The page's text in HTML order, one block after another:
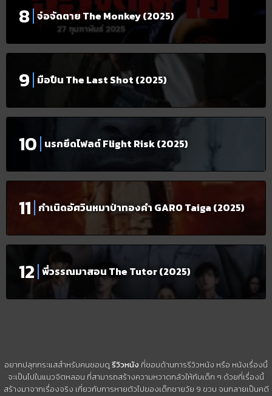
จ๋อจัดตาย The Monkey (2025)
มือปืน The Last Shot (2025)
นรกยึดไฟลต์ Flight Risk (2025)
กำเนิดอัศวินหมาป่าทองคำ GARO Taiga (2025)
พี่วรรณมาสอน The Tutor (2025)
อยากปลุกกระแสสำหรับคนชอบดูรีวิวหนัง ที่ชอบด้านการรีวิวหนัง หรือ หนังเรื่องนี้
จะเป็นไปในแนวจิตหลอน ที่สามารถสร้างความหวาดกลัวให้กับเด็ก ๆ ด้วยที่เรื่องนี้
สร้างมาจากเรื่องจริง เกี่ยวกับการหายตัวไปของเด็กชายวัย 9 ขวบ จนกลายเป็นคดี